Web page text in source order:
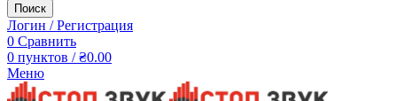
Поиск
Логин / Регистрация
0 Сравнить
0 пунктов / ₴0.00
Меню